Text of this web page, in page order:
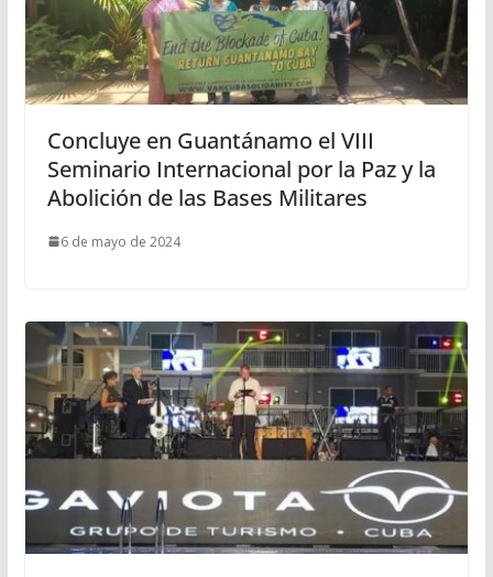
Concluye en Guantánamo el VIII
Seminario Internacional por la Paz y la
Abolición de las Bases Militares
6 de mayo de 2024